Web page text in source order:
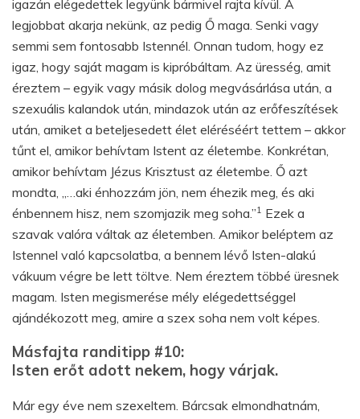
igazán elégedettek legyünk bármivel rajta kívül. A
legjobbat akarja nekünk, az pedig Ő maga. Senki vagy
semmi sem fontosabb Istennél. Onnan tudom, hogy ez
igaz, hogy saját magam is kipróbáltam. Az üresség, amit
éreztem – egyik vagy másik dolog megvásárlása után, a
szexuális kalandok után, mindazok után az erőfeszítések
után, amiket a beteljesedett élet eléréséért tettem – akkor
tűnt el, amikor behívtam Istent az életembe. Konkrétan,
amikor behívtam Jézus Krisztust az életembe. Ő azt
mondta, „…aki énhozzám jön, nem éhezik meg, és aki
énbennem hisz, nem szomjazik meg soha.”1 Ezek a
szavak valóra váltak az életemben. Amikor beléptem az
Istennel való kapcsolatba, a bennem lévő Isten-alakú
vákuum végre be lett töltve. Nem éreztem többé üresnek
magam. Isten megismerése mély elégedettséggel
ajándékozott meg, amire a szex soha nem volt képes.
Másfajta randitipp #10:
Isten erőt adott nekem, hogy várjak.
Már egy éve nem szexeltem. Bárcsak elmondhatnám,